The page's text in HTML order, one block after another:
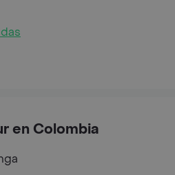
en Colombia